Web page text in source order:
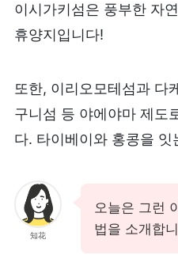
이시가키섬은 풍부한 자
휴양지입니다!
또한, 이리오모테섬과 다
구니섬 등 야에야마 제도
다. 타이베이와 홍콩을
知花
오늘은 그런
법을 소개합